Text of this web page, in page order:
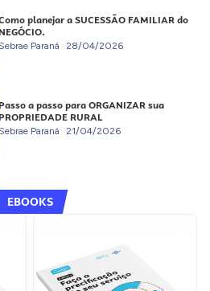
planejar a SUCESSÃO FAMILIAR do
NEGÓCIO.
Sebrae Paraná 28/04/2026
Passo a passo para ORGANIZAR sua
PROPRIEDADE RURAL
Sebrae Paraná 21/04/2026
EBOOKS